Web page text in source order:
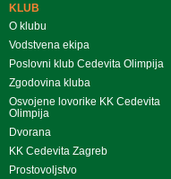
KLUB
O klubu
Vodstvena ekipa
Poslovni klub Cedevita Olimpija
Zgodovina kluba
Osvojene lovorike KK Cedevita
Olimpija
Dvorana
KK Cedevita Zagreb
Prostovoljstvo